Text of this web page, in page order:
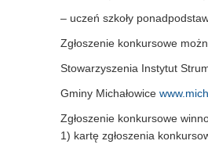
– uczeń szkoły
Zgłoszenie konkursowe
Stowarzyszenia Instytut
Gminy Michałowice
Zgłoszenie konkursowe
1) kartę zgłoszenia